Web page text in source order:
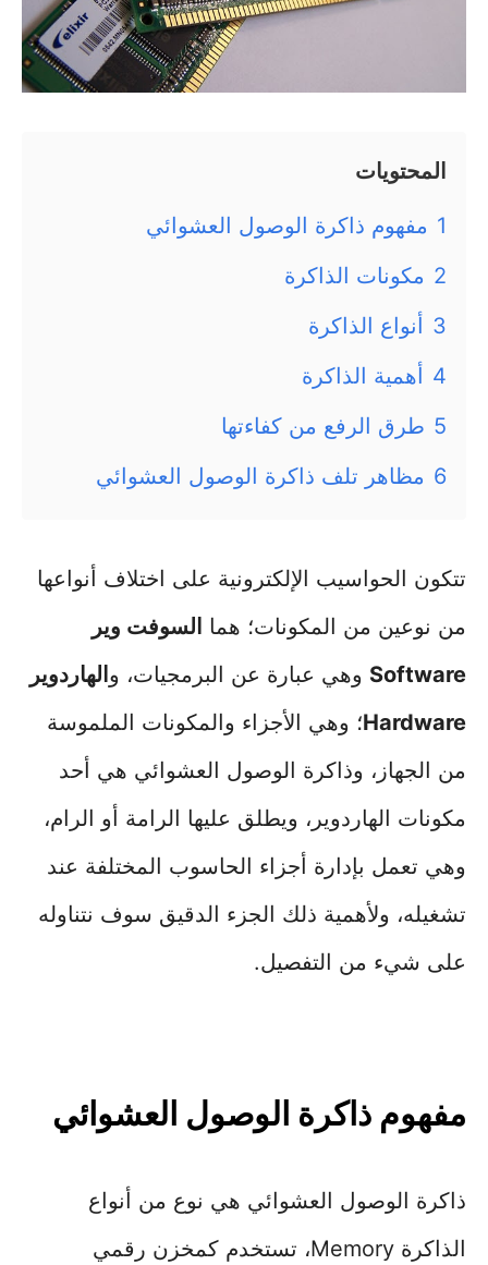
المحتويات
1 مفهوم ذاكرة الوصول العشوائي
2 مكونات الذاكرة
3 أنواع الذاكرة
4 أهمية الذاكرة
5 طرق الرفع من كفاءتها
6 مظاهر تلف ذاكرة الوصول العشوائي
تتكون الحواسيب الإلكترونية على اختلاف أنواعها
من نوعين من المكونات؛ هما السوفت وير
Software وهي عبارة عن البرمجيات، و الهاردوير
Hardware؛ وهي الأجزاء والمكونات الملموسة
من الجهاز، وذاكرة الوصول العشوائي هي أحد
مكونات الهاردوير، ويطلق عليها الرامة أو الرام،
وهي تعمل بإدارة أجزاء الحاسوب المختلفة عند
تشغيله، ولأهمية ذلك الجزء الدقيق سوف نتناوله
على شيء من التفصيل.
مفهوم ذاكرة الوصول العشوائي
ذاكرة الوصول العشوائي هي نوع من أنواع
الذاكرة Memory، تستخدم كمخزن رقمي